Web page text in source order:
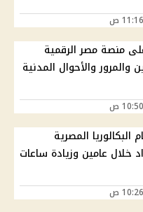
منصة مصر الرقمية
والمرور والأحوال المدنية
المصرية
دراسة 7 مواد خلال عامين وزيادة ساعات